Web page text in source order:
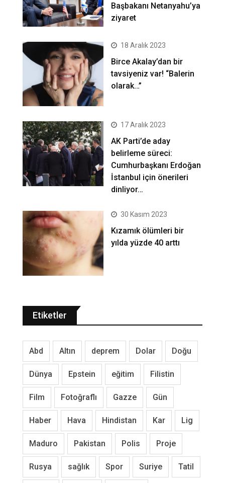
Başbakanı Netanyahu’ya
ziyaret
18 Aralık 2023
Birce Akalay’dan bir
tavsiyeniz var! “Balerin
olarak…”
17 Aralık 2023
AK Parti’de aday
belirleme süreci:
Cumhurbaşkanı Erdoğan
İstanbul için önerileri
dinliyor…
30 Kasım 2023
Kızamık ölümleri bir
yılda yüzde 40 arttı
Etiketler
Abd Altın deprem Dolar Doğu
Dünya Epstein eğitim Filistin
Film Fotoğraflı Gazze Gün
Haber Hava Hindistan Kar Lig
Maduro Pakistan Polis Proje
Rusya sağlık Spor Suriye Tatil